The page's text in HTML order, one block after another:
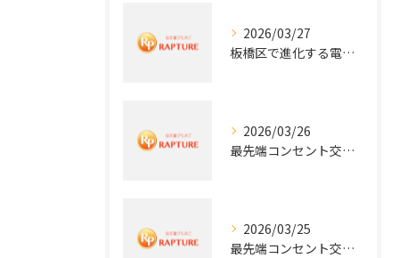
2026/03/27
板橋区で進化する電気工事と最新コンセント交換技術
2026/03/26
最先端コンセント交換で快適な生活を実現する電気工事の技術
2026/03/25
最先端コンセント交換で実現する安全と快適な住環境